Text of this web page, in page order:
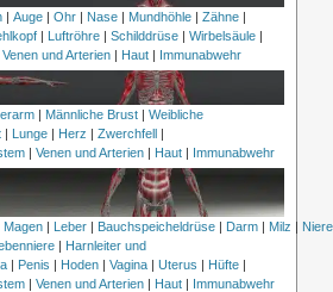
| Auge| Ohr| Nase| Mundhöhle| Zähne|
| Luftröhre| Schilddrüse| Wirbelsäule|
Venen und Arterien | Haut | Immunabwehr
| Männliche Brust| Weibliche
| Lunge| Herz | Zwerchfell|
| Venen und Arterien | Haut | Immunabwehr
Magen| Leber| Bauchspeicheldrüse| Darm| Milz |
| Harnleiter und
| Penis | Hoden| Vagina| Uterus | Hüfte|
| Venen und Arterien | Haut | Immunabwehr